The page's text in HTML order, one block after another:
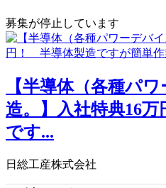
募集が停止しています
【半導体（各種パ
造。】入社特典16
です...
日総工産株式会社